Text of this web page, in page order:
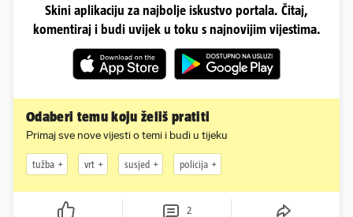
Skini aplikaciju za najbolje iskustvo portala. Čitaj,
komentiraj i budi uvijek u toku s najnovijim vijestima.
Odaberi temu koju želiš pratiti
Primaj sve nove vijesti o temi i budi u tijeku
tužba vrt susjed policija
2